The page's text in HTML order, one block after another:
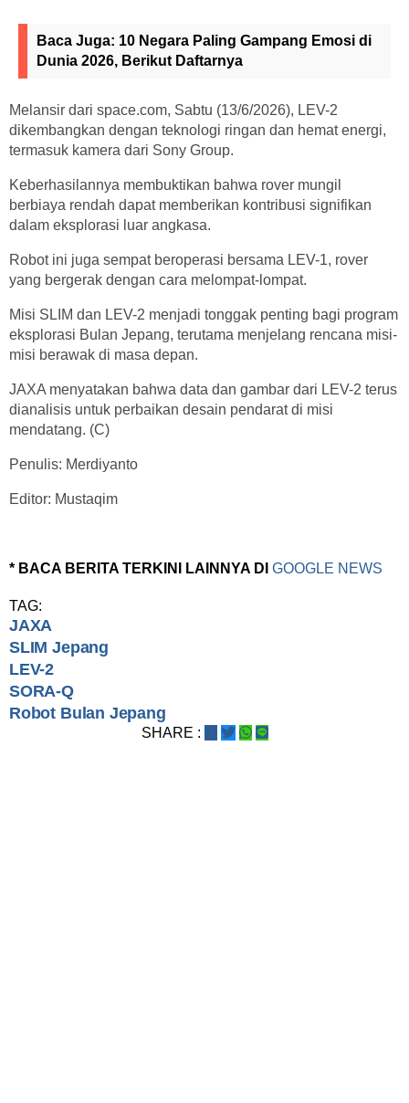
Baca Juga: 10 Negara Paling Gampang Emosi di
Dunia 2026, Berikut Daftarnya
Melansir dari space.com, Sabtu (13/6/2026), LEV-2
dikembangkan dengan teknologi ringan dan hemat energi,
termasuk kamera dari Sony Group.
Keberhasilannya membuktikan bahwa rover mungil
berbiaya rendah dapat memberikan kontribusi signifikan
dalam eksplorasi luar angkasa.
Robot ini juga sempat beroperasi bersama LEV-1, rover
yang bergerak dengan cara melompat-lompat.
Misi SLIM dan LEV-2 menjadi tonggak penting bagi program
eksplorasi Bulan Jepang, terutama menjelang rencana misi-
misi berawak di masa depan.
JAXA menyatakan bahwa data dan gambar dari LEV-2 terus
dianalisis untuk perbaikan desain pendarat di misi
mendatang. (C)
Penulis: Merdiyanto
Editor: Mustaqim
* BACA BERITA TERKINI LAINNYA DI GOOGLE NEWS
TAG:
JAXA
SLIM Jepang
LEV-2
SORA-Q
Robot Bulan Jepang
SHARE :